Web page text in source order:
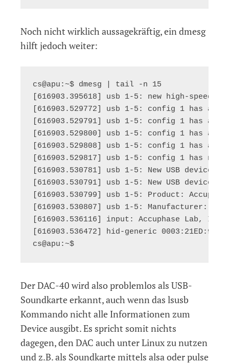
Noch nicht wirklich aussagekräftig, ein dmesg
hilft jedoch weiter:
cs@apu:~$ dmesg | tail -n 15
[616903.395618] usb 1-5: new high-speed
[616903.529772] usb 1-5: config 1 has
[616903.529791] usb 1-5: config 1 has
[616903.529800] usb 1-5: config 1 has
[616903.529808] usb 1-5: config 1 has
[616903.529817] usb 1-5: config 1 has no
[616903.530781] usb 1-5: New USB device
[616903.530791] usb 1-5: New USB device
[616903.530799] usb 1-5: Product:
[616903.530807] usb 1-5: Manufacturer:
[616903.536116] input: Accuphase Lab,
[616903.536472] hid-generic
Der DAC-40 wird also problemlos als USB-
Soundkarte erkannt, auch wenn das lsusb
Kommando nicht alle Informationen zum
Device ausgibt. Es spricht somit nichts
dagegen, den DAC auch unter Linux zu nutzen
und z.B. als Soundkarte mittels alsa oder pulse